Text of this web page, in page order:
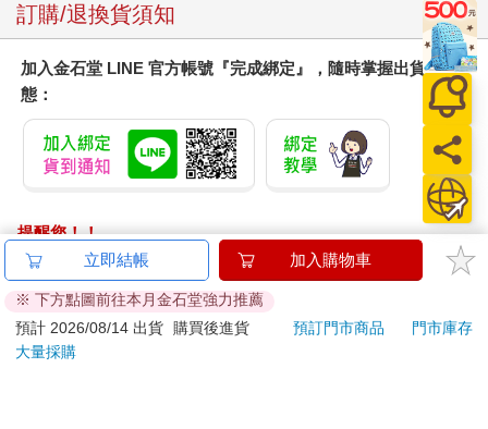
訂購/退換貨須知
加入金石堂 LINE 官方帳號『完成綁定』，隨時掌握出貨動
態：
提醒您！！
金石堂及銀行均不會請您操作ATM! 如接獲電話要求您前往
ATM提款機，請不要聽從指示，以免受騙上當！
退換貨須知：
**提醒您，鑑賞期不等於試用期，退回商品須為全新狀態**
立即結帳 加入購物車
※ 下方點圖前往本月金石堂強力推薦
預計 2026/08/14 出貨
購買後進貨 預訂門市商品
門市庫存
大量採購